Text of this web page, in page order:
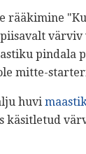
rääkimine
pindala
mitte-
huvi
käsitletud